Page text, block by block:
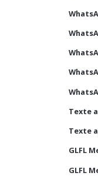
Texte
Texte
GLFL
GLFL